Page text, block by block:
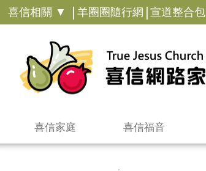
喜信相關 ▼ | 羊圈圈隨行網 | 宣道整合包
喜信家庭 喜信福音